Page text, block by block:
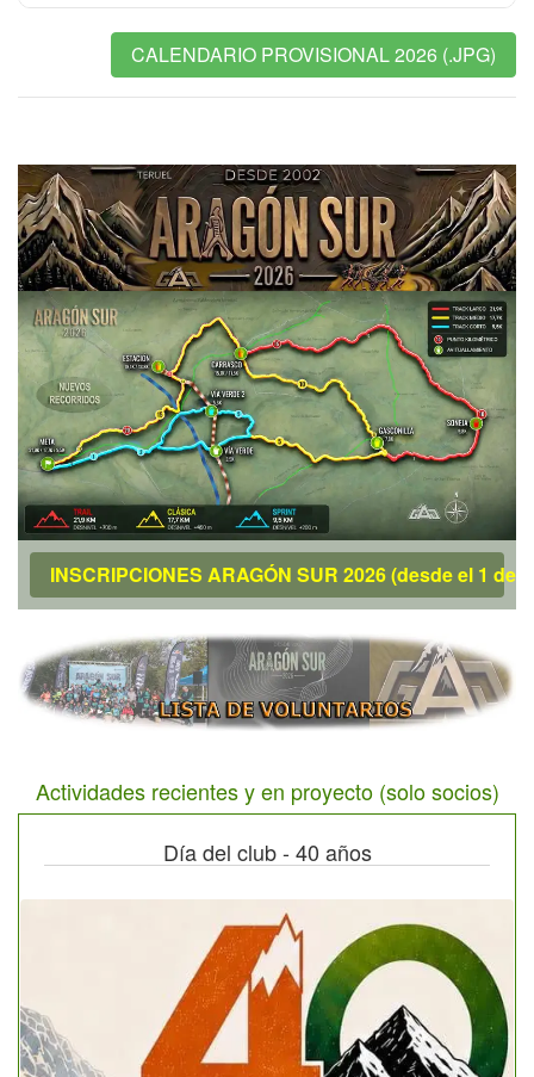
CALENDARIO PROVISIONAL 2026 (.JPG)
INSCRIPCIONES ARAGÓN SUR 2026 (desde el 1 de
Actividades recientes y en proyecto (solo socios)
Día del club - 40 años